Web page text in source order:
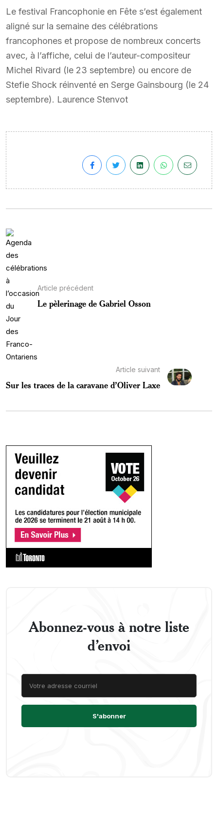
Le festival Francophonie en Fête s’est également
aligné sur la semaine des célébrations
francophones et propose de nombreux concerts
avec, à l’affiche, celui de l’auteur-compositeur
Michel Rivard (le 23 septembre) ou encore de
Stefie Shock réinventé en Serge Gainsbourg (le 24
septembre). Laurence Stenvot
Article précédent
Le pèlerinage de Gabriel Osson
Article suivant
Sur les traces de la caravane d’Oliver Laxe
Abonnez-vous à notre liste
d’envoi